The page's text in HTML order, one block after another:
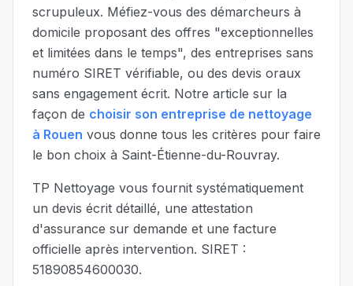
scrupuleux. Méfiez-vous des démarcheurs à
domicile proposant des offres "exceptionnelles
et limitées dans le temps", des entreprises sans
numéro SIRET vérifiable, ou des devis oraux
sans engagement écrit. Notre article sur la
façon de choisir son entreprise de nettoyage
à Rouen vous donne tous les critères pour faire
le bon choix à Saint-Étienne-du-Rouvray.
TP Nettoyage vous fournit systématiquement
un devis écrit détaillé, une attestation
d'assurance sur demande et une facture
officielle après intervention. SIRET :
51890854600030.